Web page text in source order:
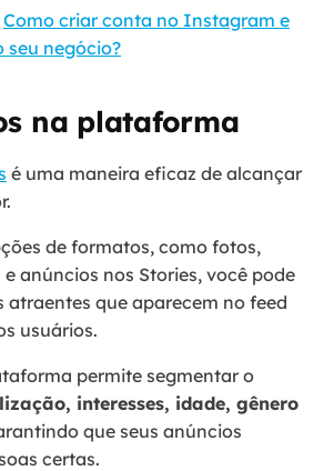
Como criar conta no Instagram e
seu negócio?
na plataforma
é uma maneira eficaz de alcançar
de formatos, como fotos,
anúncios nos Stories, você pode
atraentes que aparecem no feed
usuários.
permite segmentar o
interesses, idade, gênero
que seus anúncios
certas.